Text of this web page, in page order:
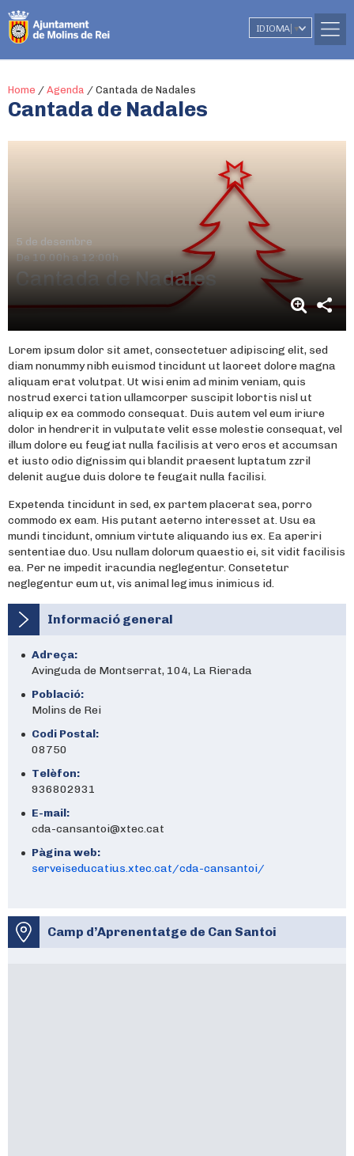
IDIOMA ▼
Home / Agenda / Cantada de Nadales
Cantada de Nadales
5 de desembre
De 10.00h a 12:00h
Cantada de Nadales
Lorem ipsum dolor sit amet, consectetuer adipiscing elit, sed
diam nonummy nibh euismod tincidunt ut laoreet dolore magna
aliquam erat volutpat. Ut wisi enim ad minim veniam, quis
nostrud exerci tation ullamcorper suscipit lobortis nisl ut
aliquip ex ea commodo consequat. Duis autem vel eum iriure
dolor in hendrerit in vulputate velit esse molestie consequat, vel
illum dolore eu feugiat nulla facilisis at vero eros et accumsan
et iusto odio dignissim qui blandit praesent luptatum zzril
delenit augue duis dolore te feugait nulla facilisi.
Expetenda tincidunt in sed, ex partem placerat sea, porro
commodo ex eam. His putant aeterno interesset at. Usu ea
mundi tincidunt, omnium virtute aliquando ius ex. Ea aperiri
sententiae duo. Usu nullam dolorum quaestio ei, sit vidit facilisis
ea. Per ne impedit iracundia neglegentur. Consetetur
neglegentur eum ut, vis animal legimus inimicus id.
Informació general
Adreça:
Avinguda de Montserrat, 104, La Rierada
Població:
Molins de Rei
Codi Postal:
08750
Telèfon:
936802931
E-mail:
cda-cansantoi@xtec.cat
Pàgina web:
serveiseducatius.xtec.cat/cda-cansantoi/
Camp d’Aprenentatge de Can Santoi